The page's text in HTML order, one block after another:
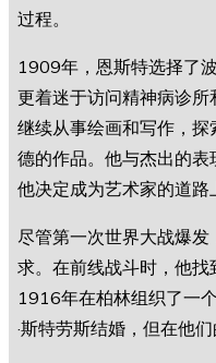
过程。
1909年，恩斯特选择了
更着迷于访问精神病诊
继续从事绘画和写作，
德的作品。他与杰出的表
他决定成为艺术家的道路
尽管第一次世界大战爆
求。在前线战斗时，他
1916年在柏林组织了一
·斯特劳斯结婚，但在他